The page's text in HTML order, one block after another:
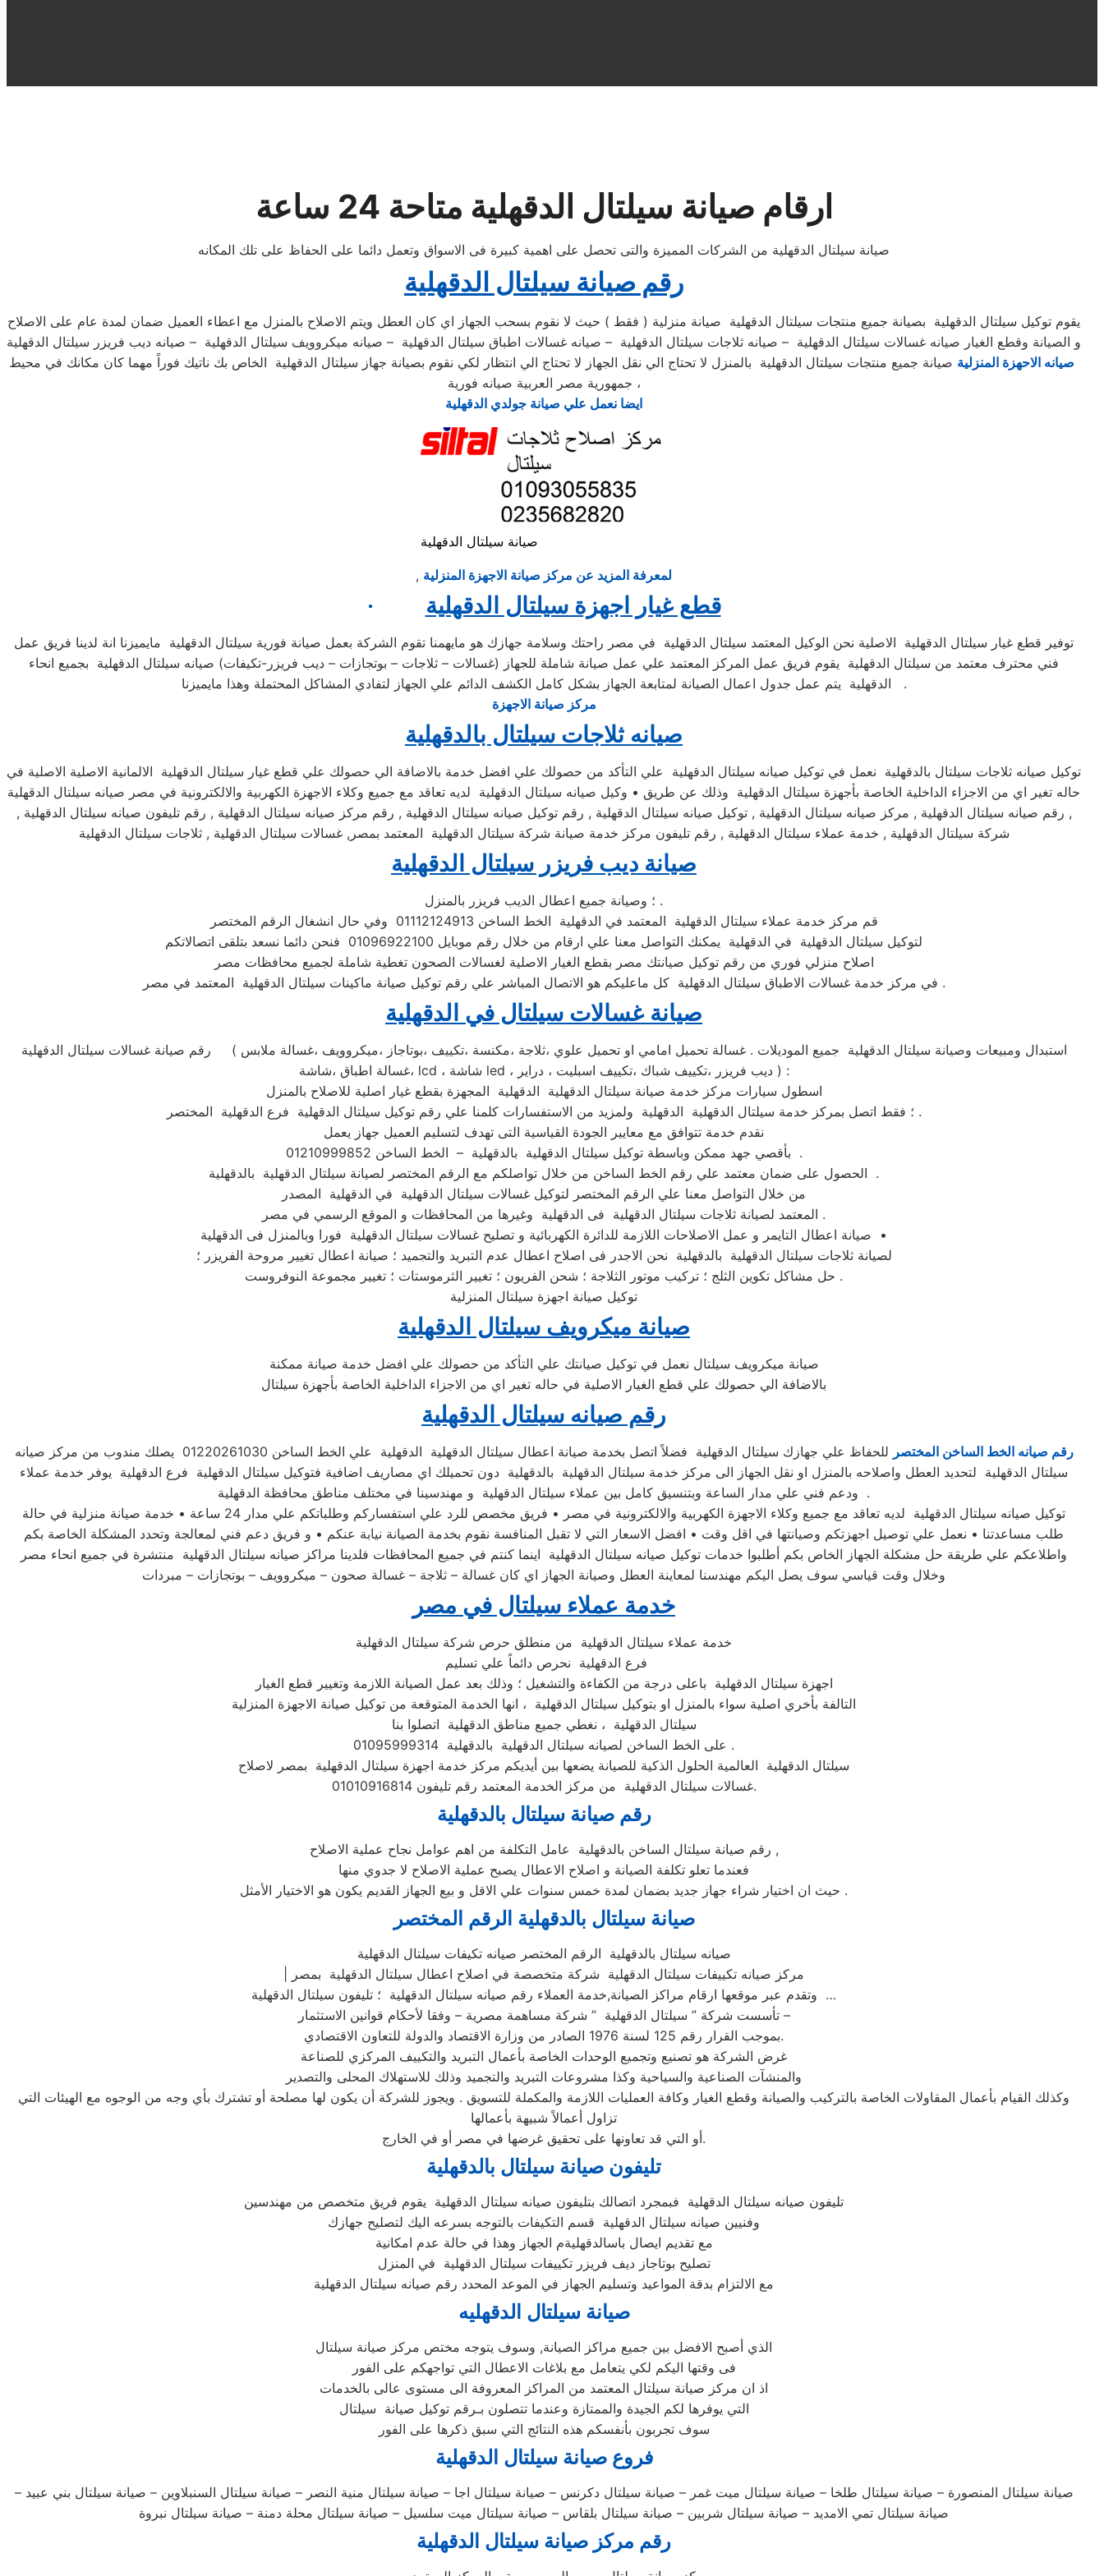
ارقام صيانة سيلتال الدقهلية متاحة 24 ساعة
صيانة سيلتال الدقهلية من الشركات المميزة والتى تحصل على اهمية كبيرة فى الاسواق وتعمل دائما على الحفاظ على تلك المكانه
رقم صيانة سيلتال الدقهلية
يقوم توكيل سيلتال الدقهلية بصيانة جميع منتجات سيلتال الدقهلية صيانة منزلية ( فقط ) حيث لا نقوم بسحب الجهاز اي كان العطل ويتم الاصلاح بالمنزل مع اعطاء العميل ضمان لمدة عام على الاصلاح
و الصيانة وقطع الغيار صيانه غسالات سيلتال الدقهلية – صيانه ثلاجات سيلتال الدقهلية – صيانه غسالات اطباق سيلتال الدقهلية – صيانه ميكروويف سيلتال الدقهلية – صيانه ديب فريزر سيلتال الدقهلية
صيانه الاحهزة المنزلية صيانة جميع منتجات سيلتال الدقهلية بالمنزل لا تحتاج الي نقل الجهاز لا تحتاج الي انتظار لكي نقوم بصيانة جهاز سيلتال الدقهلية الخاص بك ناتيك فوراً مهما كان مكانك في محيط
جمهورية مصر العربية صيانه فورية ،
ايضا نعمل علي صيانة جولدي الدقهلية
صيانة سيلتال الدقهلية
, لمعرفة المزيد عن مركز صيانة الاجهزة المنزلية
· قطع غيار اجهزة سيلتال الدقهلية
توفير قطع غيار سيلتال الدقهلية الاصلية نحن الوكيل المعتمد سيلتال الدقهلية في مصر راحتك وسلامة جهازك هو مايهمنا تقوم الشركة بعمل صيانة فورية سيلتال الدقهلية مايميزنا انة لدينا فريق عمل
فني محترف معتمد من سيلتال الدقهلية يقوم فريق عمل المركز المعتمد علي عمل صيانة شاملة للجهاز (غسالات – ثلاجات – بوتجازات – ديب فريزر-تكيفات) صيانه سيلتال الدقهلية بجميع انحاء
الدقهلية يتم عمل جدول اعمال الصيانة لمتابعة الجهاز بشكل كامل الكشف الدائم علي الجهاز لتفادي المشاكل المحتملة وهذا مايميزنا .
مركز صيانة الاجهزة
صيانه ثلاجات سيلتال بالدقهلية
توكيل صيانه ثلاجات سيلتال بالدقهلية نعمل في توكيل صيانه سيلتال الدقهلية علي التأكد من حصولك علي افضل خدمة بالاضافة الي حصولك علي قطع غيار سيلتال الدقهلية الالمانية الاصلية الاصلية في
حاله تغير اي من الاجزاء الداخلية الخاصة بأجهزة سيلتال الدقهلية وذلك عن طريق • وكيل صيانه سيلتال الدقهلية لديه تعاقد مع جميع وكلاء الاجهزة الكهربية والالكترونية في مصر صيانه سيلتال الدقهلية
, رقم صيانه سيلتال الدقهلية , مركز صيانه سيلتال الدقهلية , توكيل صيانه سيلتال الدقهلية , رقم توكيل صيانه سيلتال الدقهلية , رقم مركز صيانه سيلتال الدقهلية , رقم تليفون صيانه سيلتال الدقهلية ,
شركة سيلتال الدقهلية , خدمة عملاء سيلتال الدقهلية , رقم تليفون مركز خدمة صيانة شركة سيلتال الدقهلية المعتمد بمصر, غسالات سيلتال الدقهلية , ثلاجات سيلتال الدقهلية
صيانة ديب فريزر سيلتال الدقهلية
؛ وصيانة جميع اعطال الديب فريزر بالمنزل .
قم مركز خدمة عملاء سيلتال الدقهلية المعتمد في الدقهلية الخط الساخن 01112124913 وفي حال انشغال الرقم المختصر
لتوكيل سيلتال الدقهلية في الدقهلية يمكنك التواصل معنا علي ارقام من خلال رقم موبايل 01096922100 فنحن دائما نسعد بتلقى اتصالاتكم
اصلاح منزلي فوري من رقم توكيل صيانتك مصر بقطع الغيار الاصلية لغسالات الصحون تغطية شاملة لجميع محافظات مصر
في مركز خدمة غسالات الاطباق سيلتال الدقهلية كل ماعليكم هو الاتصال المباشر علي رقم توكيل صيانة ماكينات سيلتال الدقهلية المعتمد في مصر .
صيانة غسالات سيلتال في الدقهلية
رقم صيانة غسالات سيلتال الدقهلية ( استبدال ومبيعات وصيانة سيلتال الدقهلية جميع الموديلات . غسالة تحميل امامي او تحميل علوي ،ثلاجة ،مكنسة ،تكييف ،بوتاجاز ،ميكروويف ،غسالة ملابس
،غسالة اطباق ،شاشة lcd ، شاشة led ، ديب فريزر ،تكييف شباك ،تكييف اسبليت ، دراير ) :
اسطول سيارات مركز خدمة صيانة سيلتال الدقهلية الدقهلية المجهزة بقطع غيار اصلية للاصلاح بالمنزل
؛ فقط اتصل بمركز خدمة سيلتال الدقهلية الدقهلية ولمزيد من الاستفسارات كلمنا علي رقم توكيل سيلتال الدقهلية فرع الدقهلية المختصر .
نقدم خدمة تتوافق مع معايير الجودة القياسية التى تهدف لتسليم العميل جهاز يعمل
بأقصي جهد ممكن وباسطة توكيل سيلتال الدقهلية بالدقهلية – الخط الساخن 01210999852 .
الحصول على ضمان معتمد علي رقم الخط الساخن من خلال تواصلكم مع الرقم المختصر لصيانة سيلتال الدقهلية بالدقهلية .
من خلال التواصل معنا علي الرقم المختصر لتوكيل غسالات سيلتال الدقهلية في الدقهلية المصدر
المعتمد لصيانة ثلاجات سيلتال الدقهلية فى الدقهلية وغيرها من المحافظات و الموقع الرسمي في مصر .
صيانة اعطال التايمر و عمل الاصلاحات اللازمة للدائرة الكهربائية و تصليح غسالات سيلتال الدقهلية فورا وبالمنزل فى الدقهلية •
لصيانة ثلاجات سيلتال الدقهلية بالدقهلية نحن الاجدر فى اصلاح اعطال عدم التبريد والتجميد ؛ صيانة اعطال تغيير مروحة الفريزر ؛
حل مشاكل تكوين الثلج ؛ تركيب موتور الثلاجة ؛ شحن الفريون ؛ تغيير الثرموستات ؛ تغيير مجموعة النوفروست .
توكيل صيانة اجهزة سيلتال المنزلية
صيانة ميكرويف سيلتال الدقهلية
صيانة ميكرويف سيلتال نعمل في توكيل صيانتك علي التأكد من حصولك علي افضل خدمة صيانة ممكنة
بالاضافة الي حصولك علي قطع الغيار الاصلية في حاله تغير اي من الاجزاء الداخلية الخاصة بأجهزة سيلتال
رقم صيانه سيلتال الدقهلية
رقم صيانه الخط الساخن المختصر
للحفاظ علي جهازك سيلتال الدقهلية فضلاً اتصل بخدمة صيانة اعطال سيلتال الدقهلية الدقهلية علي الخط الساخن 01220261030 يصلك مندوب من مركز صيانه
سيلتال الدقهلية لتحديد العطل واصلاحه بالمنزل او نقل الجهاز الى مركز خدمة سيلتال الدقهلية بالدقهلية دون تحميلك اي مصاريف اضافية فتوكيل سيلتال الدقهلية فرع الدقهلية يوفر خدمة عملاء
ودعم فني علي مدار الساعة وبتنسيق كامل بين عملاء سيلتال الدقهلية و مهندسينا في مختلف مناطق محافظة الدقهلية .
توكيل صيانه سيلتال الدقهلية لديه تعاقد مع جميع وكلاء الاجهزة الكهربية والالكترونية في مصر • فريق مخصص للرد علي استفساركم وطلباتكم علي مدار 24 ساعة • خدمة صيانة منزلية في حالة
طلب مساعدتنا • نعمل علي توصيل اجهزتكم وصيانتها في اقل وقت • افضل الاسعار التي لا تقبل المنافسة نقوم بخدمة الصيانة نيابة عنكم • و فريق دعم فني لمعالجة وتحدد المشكلة الخاصة بكم
واطلاعكم علي طريقة حل مشكلة الجهاز الخاص بكم أطلبوا خدمات توكيل صيانه سيلتال الدقهلية اينما كنتم في جميع المحافظات فلدينا مراكز صيانه سيلتال الدقهلية منتشرة في جميع انحاء مصر
وخلال وقت قياسي سوف يصل اليكم مهندسنا لمعاينة العطل وصيانة الجهاز اي كان غسالة – ثلاجة – غسالة صحون – ميكروويف – بوتجازات – مبردات
خدمة عملاء سيلتال في مصر
خدمة عملاء سيلتال الدقهلية من منطلق حرص شركة سيلتال الدقهلية
فرع الدقهلية نحرص دائماً علي تسليم
اجهزة سيلتال الدقهلية باعلى درجة من الكفاءة والتشغيل ؛ وذلك بعد عمل الصيانة اللازمة وتغيير قطع الغيار
التالفة بأخري اصلية سواء بالمنزل او بتوكيل سيلتال الدقهلية ، انها الخدمة المتوقعة من توكيل صيانة الاجهزة المنزلية
سيلتال الدقهلية ، نغطي جميع مناطق الدقهلية اتصلوا بنا
على الخط الساخن لصيانه سيلتال الدقهلية بالدقهلية 01095999314 .
سيلتال الدقهلية العالمية الحلول الذكية للصيانة يضعها بين أيديكم مركز خدمة اجهزة سيلتال الدقهلية بمصر لاصلاح
غسالات سيلتال الدقهلية من مركز الخدمة المعتمد رقم تليفون 01010916814.
رقم صيانة سيلتال بالدقهلية
رقم صيانة سيلتال الساخن بالدقهلية عامل التكلفة من اهم عوامل نجاح عملية الاصلاح ,
فعندما تعلو تكلفة الصيانة و اصلاح الاعطال يصبح عملية الاصلاح لا جدوي منها
حيث ان اختيار شراء جهاز جديد بضمان لمدة خمس سنوات علي الاقل و بيع الجهاز القديم يكون هو الاختيار الأمثل .
صيانة سيلتال بالدقهلية الرقم المختصر
صيانه سيلتال بالدقهلية الرقم المختصر صيانه تكيفات سيلتال الدقهلية
| مركز صيانه تكييفات سيلتال الدقهلية شركة متخصصة في اصلاح اعطال سيلتال الدقهلية بمصر
وتقدم عبر موقعها ارقام مراكز الصيانة,خدمة العملاء رقم صيانه سيلتال الدقهلية ؛ تليفون سيلتال الدقهلية …
تأسست شركة ” سيلتال الدقهلية ” شركة مساهمة مصرية – وفقا لأحكام قوانين الاستثمار –
بموجب القرار رقم 125 لسنة 1976 الصادر من وزارة الاقتصاد والدولة للتعاون الاقتصادي.
غرض الشركة هو تصنيع وتجميع الوحدات الخاصة بأعمال التبريد والتكييف المركزي للصناعة
والمنشآت الصناعية والسياحية وكذا مشروعات التبريد والتجميد وذلك للاستهلاك المحلى والتصدير
وكذلك القيام بأعمال المقاولات الخاصة بالتركيب والصيانة وقطع الغيار وكافة العمليات اللازمة والمكملة للتسويق . ويجوز للشركة أن يكون لها مصلحة أو تشترك بأي وجه من الوجوه مع الهيئات التي
تزاول أعمالاً شبيهة بأعمالها
أو التي قد تعاونها على تحقيق غرضها في مصر أو في الخارج.
تليفون صيانة سيلتال بالدقهلية
تليفون صيانه سيلتال الدقهلية فبمجرد اتصالك بتليفون صيانه سيلتال الدقهلية يقوم فريق متخصص من مهندسين
وفنيين صيانه سيلتال الدقهلية قسم التكيفات بالتوجه بسرعه اليك لتصليح جهازك
مع تقديم ايصال باسالدقهليةم الجهاز وهذا في حالة عدم امكانية
تصليح بوتاجاز ديف فريزر تكييفات سيلتال الدقهلية في المنزل
مع الالتزام بدقة المواعيد وتسليم الجهاز في الموعد المحدد رقم صيانه سيلتال الدقهلية
صيانة سيلتال الدقهليه
الذي أصبح الافضل بين جميع مراكز الصيانة, وسوف يتوجه مختص مركز صيانة سيلتال
فى وقتها اليكم لكي يتعامل مع بلاغات الاعطال التي تواجهكم على الفور
اذ ان مركز صيانة سيلتال المعتمد من المراكز المعروفة الى مستوى عالى بالخدمات
التي يوفرها لكم الجيدة والممتازة وعندما تتصلون بـرقم توكيل صيانة سيلتال
سوف تجربون بأنفسكم هذه النتائج التي سبق ذكرها على الفور
فروع صيانة سيلتال الدقهلية
صيانة سيلتال المنصورة – صيانة سيلتال طلخا – صيانة سيلتال ميت غمر – صيانة سيلتال دكرنس – صيانة سيلتال اجا – صيانة سيلتال منية النصر – صيانة سيلتال السنبلاوين – صيانة سيلتال بني عبيد –
صيانة سيلتال تمي الامديد – صيانة سيلتال شربين – صيانة سيلتال بلقاس – صيانة سيلتال ميت سلسيل – صيانة سيلتال محلة دمنة – صيانة سيلتال نبروة
رقم مركز صيانة سيلتال الدقهلية